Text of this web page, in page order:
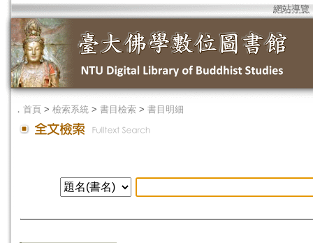
網站導覽
． 首頁 > 檢索系統 > 書目檢索 > 書目明細